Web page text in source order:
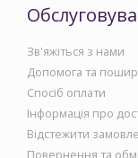
Зв'яжіться з нами
Допомога та
Спосіб оплати
Інформація про
Відстежити
Повернення та